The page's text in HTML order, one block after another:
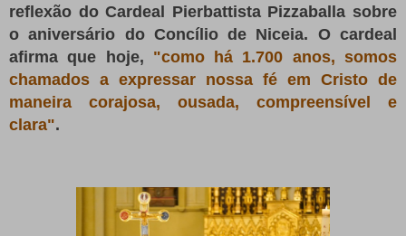
reflexão do Cardeal Pierbattista Pizzaballa sobre
o aniversário do Concílio de Niceia. O cardeal
afirma que hoje, "como há 1.700 anos, somos
chamados a expressar nossa fé em Cristo de
maneira corajosa, ousada, compreensível e
clara".